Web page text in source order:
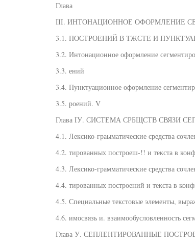
Глава
III. ИНТОНАЦИОННОЕ ОФОРМЛЕНИЕ
3.1. ПОСТРОЕНИЙ В ТЖСТЕ И
3.2. Интонационное оформление
3.3. ений
3.4. Пунктуационное оформление
3.5. роений. V
Глава IУ. СИСТЕМА СРБЩСТВ СВЯЗИ
4.1. Лексико-граыматические средства
4.2. тированных построеш-!! и текста в
4.3. Лексико-грамматические средства
4.4. тированных построений и текста в
4.5. Специальные текстовые элементы,
4.6. имосвязь и. взаимообусловленность
Глава У. СЕПЛЕНТИРОВАННЫЕ